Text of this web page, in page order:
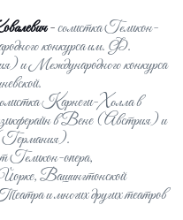
- солистка Геликон-
конкурса им. Ф.
и Международного конкурса
Карнеги-Холла в
в Вене (Австрия) и
Геликон-опера,
Вашингтонской
и многих других театров